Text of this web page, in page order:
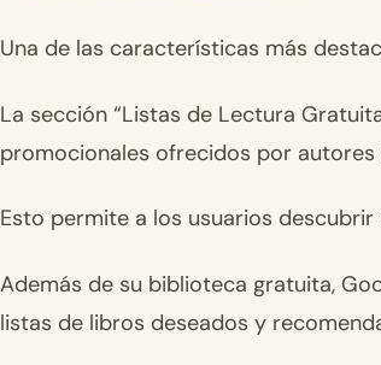
Una de las características más
La sección “Listas de Lectura
promocionales ofrecidos por autores
Esto permite a los usuarios
Además de su biblioteca gratuita,
listas de libros deseados y